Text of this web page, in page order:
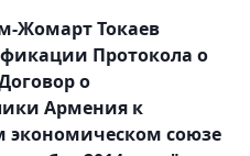
Жомарт Токаев
Протокола о
о
Армения к
экономическом союзе